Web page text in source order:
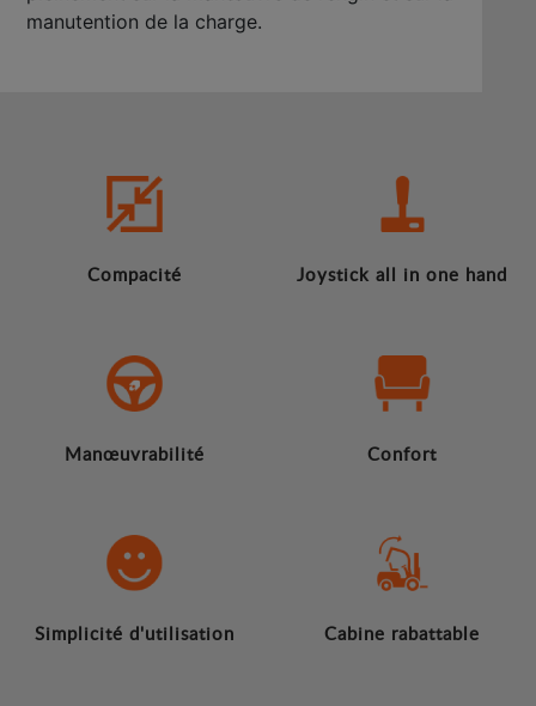
manutention de la charge.
Compacité Joystick all in one hand
Manœuvrabilité Confort
Simplicité d'utilisation Cabine rabattable